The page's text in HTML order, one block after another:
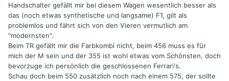
Handschalter gefällt mir bei diesem Wagen wesentlich besser als
das (noch etwas synthetische und langsame) F1, gilt als
problemlos und fährt sich von den Vieren vermutlich am
"modernsten".
Beim TR gefällt mir die Farbkombi nicht, beim 456 muss es für
mich der M sein und der 355 ist wohl etwas vom Schönsten, doch
bevorzuge ich persönlich die geschlossenen Ferrari's.
Schau doch beim 550 zusätzlich noch nach einem 575, der sollte